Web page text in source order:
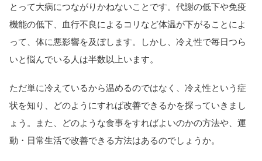
とって大病につながりかねないことです。代謝の低下や免疫
機能の低下、血行不良によるコリなど体温が下がることによ
って、体に悪影響を及ぼします。しかし、冷え性で毎日つら
いと悩んでいる人は半数以上います。
ただ単に冷えているから温めるのではなく、冷え性という症
状を知り、どのようにすれば改善できるかを探っていきまし
ょう。また、どのような食事をすればよいのかの方法や、運
動・日常生活で改善できる方法はあるのでしょうか。